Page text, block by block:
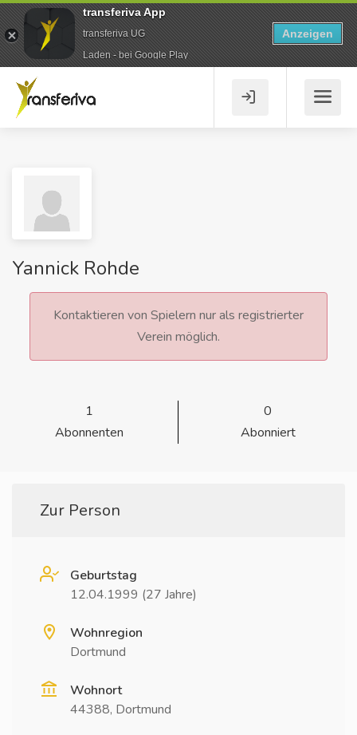
Yannick Rohde
Kontaktieren von Spielern nur als registrierter
Verein möglich.
1
Abonnenten
0
Abonniert
Zur Person
Geburtstag
12.04.1999 (27 Jahre)
Wohnregion
Dortmund
Wohnort
44388, Dortmund
transferiva App
transferiva UG
Laden - bei Google Play
Anzeigen